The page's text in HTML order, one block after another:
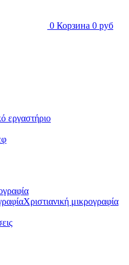
0 Корзина 0 руб
εργαστήριο
Χριστιανική μικρογραφία